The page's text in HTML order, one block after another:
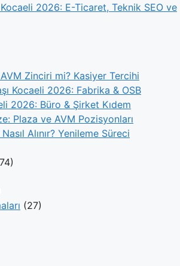
Kocaeli 2026: E-Ticaret, Teknik SEO ve
Zinciri mi? Kasiyer Tercihi
Kocaeli 2026: Fabrika & OSB
2026: Büro & Şirket Kıdem
Plaza ve AVM Pozisyonları
Alınır? Yenileme Süreci
(27)